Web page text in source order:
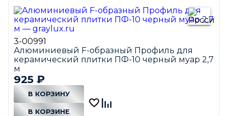
3-00991
Алюминиевый F-образный Профиль для
керамический плитки ПФ-10 черный муар 2,7
м
925 ₽
В КОРЗИНУ
В КОРЗИНЕ